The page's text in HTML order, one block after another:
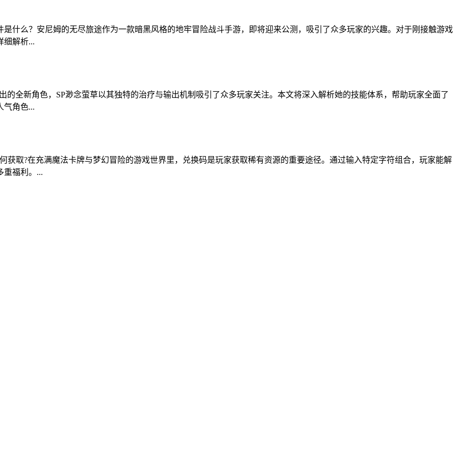
什么？安尼姆的无尽旅途作为一款暗黑风格的地牢冒险战斗手游，即将迎来公测，吸引了众多玩家的兴趣。对于刚接触游戏
细解析...
的全新角色，SP渺念萤草以其独特的治疗与输出机制吸引了众多玩家关注。本文将深入解析她的技能体系，帮助玩家全面了
气角色...
获取?在充满魔法卡牌与梦幻冒险的游戏世界里，兑换码是玩家获取稀有资源的重要途径。通过输入特定字符组合，玩家能解
重福利。...